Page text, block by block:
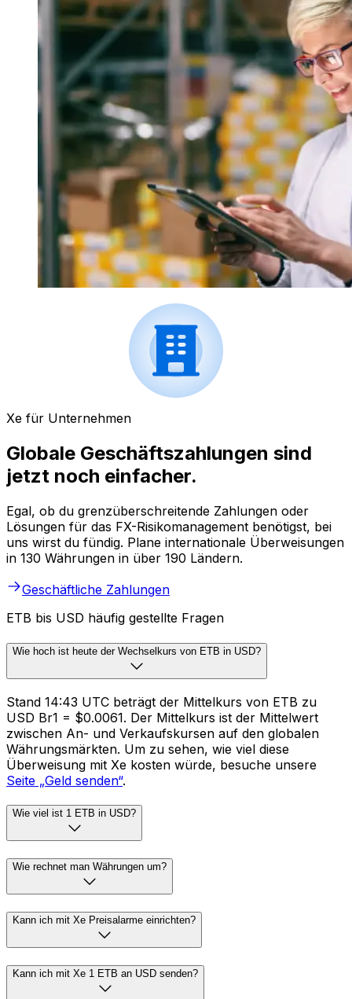
Xe für Unternehmen
Globale Geschäftszahlungen sind
jetzt noch einfacher.
Egal, ob du grenzüberschreitende Zahlungen oder
Lösungen für das FX-Risikomanagement benötigst, bei
uns wirst du fündig. Plane internationale Überweisungen
in 130 Währungen in über 190 Ländern.
Geschäftliche Zahlungen
ETB bis USD häufig gestellte Fragen
Wie hoch ist heute der Wechselkurs von ETB in USD?
Stand 14:43 UTC beträgt der Mittelkurs von ETB zu
USD Br1 = $0.0061. Der Mittelkurs ist der Mittelwert
zwischen An- und Verkaufskursen auf den globalen
Währungsmärkten. Um zu sehen, wie viel diese
Überweisung mit Xe kosten würde, besuche unsere
Seite „Geld senden“.
Wie viel ist 1 ETB in USD?
Wie rechnet man Währungen um?
Kann ich mit Xe Preisalarme einrichten?
Kann ich mit Xe 1 ETB an USD senden?